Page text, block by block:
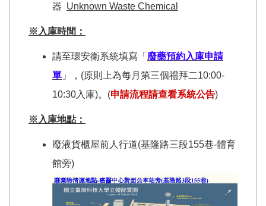
器 Unknown Waste Chemical
※入庫時間：
請至環安衛系統填寫「 廢藥預約入庫申請
單 」，(原則上為每月第三個禮拜二10:00-
10:30入庫)。(申請流程請查看系統公告)
※入庫地點：
廢液貨櫃屋前人行道(基隆路三段155巷-體育
館旁)